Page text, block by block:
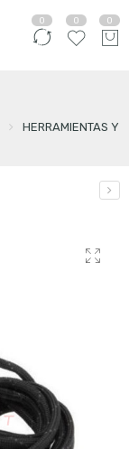
0 0 0
HERRAMIENTAS Y